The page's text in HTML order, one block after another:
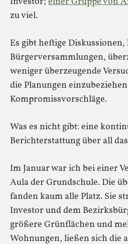
zu viel.
Es gibt heftige
Bürgerversammlungen,
weniger überzeugende
die Planungen
Kompromissvorschläge.
Was es nicht gibt: eine
Berichterstattung über all
Im Januar war ich bei einer
Aula der Grundschule. Die
fanden kaum alle Platz. Sie
Investor und dem
größere Grünflächen und
Wohnungen, ließen sich die